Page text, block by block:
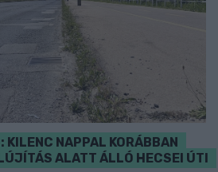
KILENC NAPPAL KORÁBBAN
ALATT ÁLLÓ HECSEI ÚTI